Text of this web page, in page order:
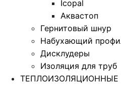
Icopal
Аквастоп
Гернитовый шнур
Набухающий
Дисклудеры
Изоляция для труб
ТЕПЛОИЗОЛЯЦИОННЫЕ